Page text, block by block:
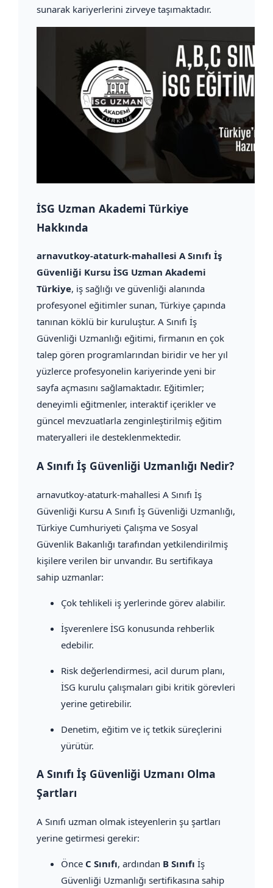
sunarak kariyerlerini zirveye taşımaktadır.
İSG Uzman Akademi Türkiye
Hakkında
arnavutkoy-ataturk-mahallesi A Sınıfı İş
Güvenliği Kursu İSG Uzman Akademi
Türkiye, iş sağlığı ve güvenliği alanında
profesyonel eğitimler sunan, Türkiye çapında
tanınan köklü bir kuruluştur. A Sınıfı İş
Güvenliği Uzmanlığı eğitimi, firmanın en çok
talep gören programlarından biridir ve her yıl
yüzlerce profesyonelin kariyerinde yeni bir
sayfa açmasını sağlamaktadır. Eğitimler;
deneyimli eğitmenler, interaktif içerikler ve
güncel mevzuatlarla zenginleştirilmiş eğitim
materyalleri ile desteklenmektedir.
A Sınıfı İş Güvenliği Uzmanlığı Nedir?
arnavutkoy-ataturk-mahallesi A Sınıfı İş
Güvenliği Kursu A Sınıfı İş Güvenliği Uzmanlığı,
Türkiye Cumhuriyeti Çalışma ve Sosyal
Güvenlik Bakanlığı tarafından yetkilendirilmiş
kişilere verilen bir unvandır. Bu sertifikaya
sahip uzmanlar:
Çok tehlikeli iş yerlerinde görev alabilir.
İşverenlere İSG konusunda rehberlik
edebilir.
Risk değerlendirmesi, acil durum planı,
İSG kurulu çalışmaları gibi kritik görevleri
yerine getirebilir.
Denetim, eğitim ve iç tetkik süreçlerini
yürütür.
A Sınıfı İş Güvenliği Uzmanı Olma
Şartları
A Sınıfı uzman olmak isteyenlerin şu şartları
yerine getirmesi gerekir:
Önce C Sınıfı, ardından B Sınıfı İş
Güvenliği Uzmanlığı sertifikasına sahip